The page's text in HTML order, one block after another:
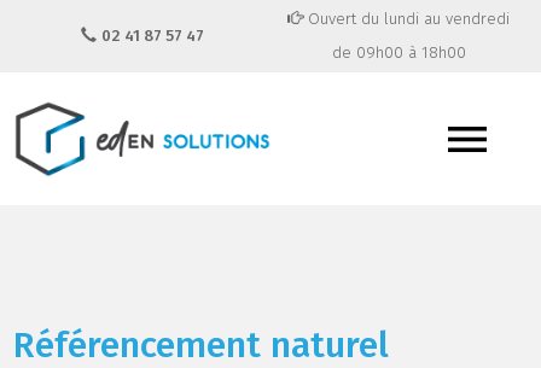
02 41 87 57 47
Ouvert du lundi au vendredi
de 09h00 à 18h00
Référencement naturel